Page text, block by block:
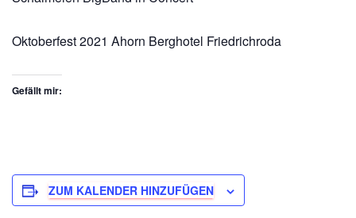
Oktoberfest 2021 Ahorn Berghotel Friedrichroda
Gefällt mir:
ZUM KALENDER HINZUFÜGEN